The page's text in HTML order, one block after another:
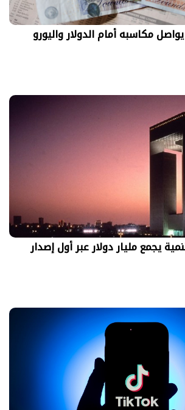
مكاسبه أمام الدولار واليورو
يجمع مليار دولار عبر أول إصدار